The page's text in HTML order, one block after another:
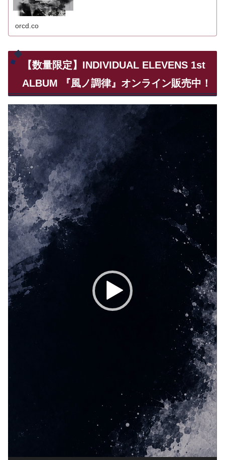
orcd.co
【数量限定】INDIVIDUAL ELEVENS 1st
ALBUM 『風ノ調律』オンライン販売中！
動
画
プ
レ
ー
ヤ
ー